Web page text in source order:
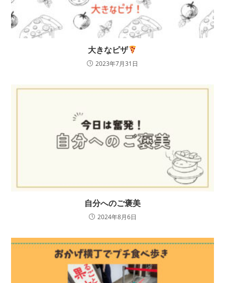
大きなピザ
2023年7月31日
自分へのご褒美
2024年8月6日